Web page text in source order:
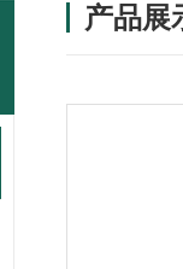
产品展